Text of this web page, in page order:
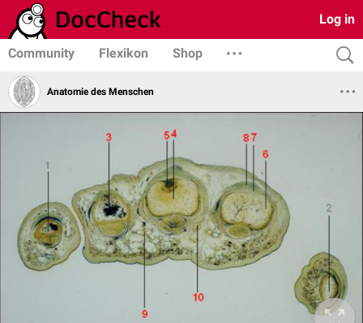
Log in
Community Flexikon Shop
Anatomie des Menschen